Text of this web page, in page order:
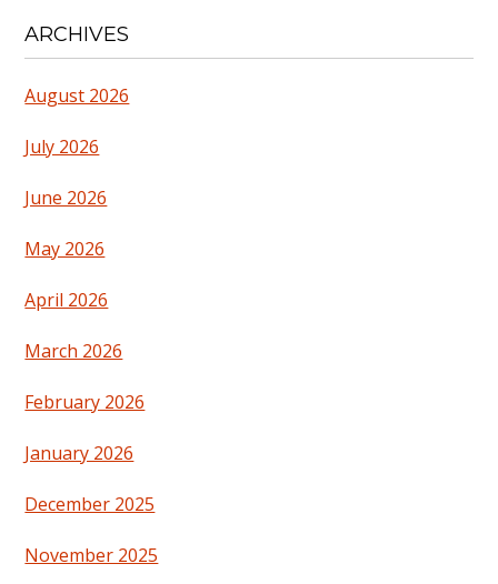
ARCHIVES
August 2026
July 2026
June 2026
May 2026
April 2026
March 2026
February 2026
January 2026
December 2025
November 2025